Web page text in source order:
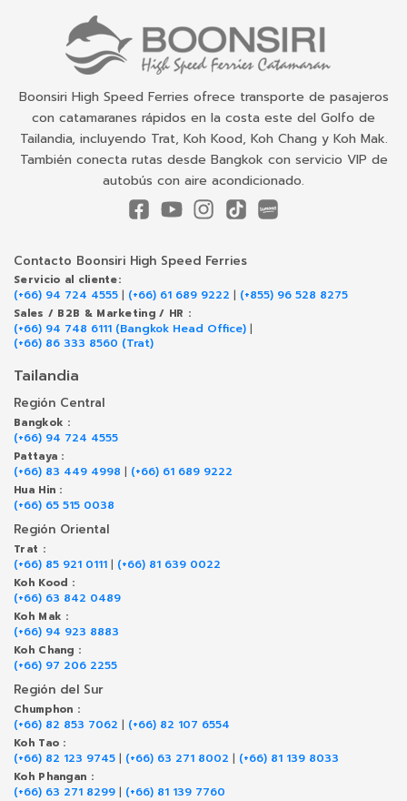
Boonsiri High Speed Ferries ofrece transporte de pasajeros
con catamaranes rápidos en la costa este del Golfo de
Tailandia, incluyendo Trat, Koh Kood, Koh Chang y Koh Mak.
También conecta rutas desde Bangkok con servicio VIP de
autobús con aire acondicionado.
Contacto Boonsiri High Speed Ferries
Servicio al cliente:
(+66) 94 724 4555 | (+66) 61 689 9222 | (+855) 96 528 8275
Sales / B2B & Marketing / HR :
(+66) 94 748 6111 (Bangkok Head Office) |
(+66) 86 333 8560 (Trat)
Tailandia
Región Central
Bangkok :
(+66) 94 724 4555
Pattaya :
(+66) 83 449 4998 | (+66) 61 689 9222
Hua Hin :
(+66) 65 515 0038
Región Oriental
Trat :
(+66) 85 921 0111 | (+66) 81 639 0022
Koh Kood :
(+66) 63 842 0489
Koh Mak :
(+66) 94 923 8883
Koh Chang :
(+66) 97 206 2255
Región del Sur
Chumphon :
(+66) 82 853 7062 | (+66) 82 107 6554
Koh Tao :
(+66) 82 123 9745 | (+66) 63 271 8002 | (+66) 81 139 8033
Koh Phangan :
(+66) 63 271 8299 | (+66) 81 139 7760